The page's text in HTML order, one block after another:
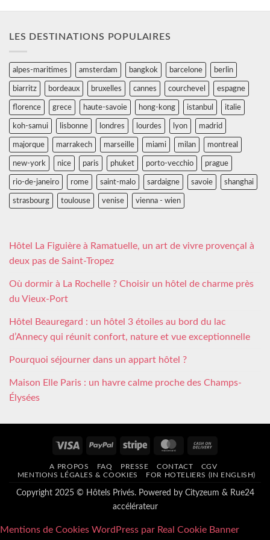
LES DESTINATIONS POPULAIRES
alpes-maritimes amsterdam bangkok barcelone berlin
biarritz bordeaux bruxelles cannes courchevel espagne
florence grece haute-savoie hong-kong istanbul italie
koh-samui lisbonne londres lourdes lyon madrid
majorque marrakech marseille miami milan montreal
new-york nice paris phuket porto-vecchio prague
rio-de-janeiro rome saint-malo sardaigne savoie shanghai
strasbourg toulouse venise vienna - wien
Hôtel La Figuière à Ramatuelle, un art de vivre provençal à
deux pas de Saint-Tropez
Où dormir à La Rochelle ? Choisir un hôtel de charme près
du Vieux-Port
Hôtel Beauregard : un hôtel 3 étoiles au bord du lac
d’Annecy qui réunit confort, nature et vue exceptionnelle
Pourquoi séjourner dans un appart hôtel ?
Maison Elle Paris : un havre calme proche des Champs-
Élysées
Visa PayPal Stripe MasterCard
Delivery
A PROPOS FAQ PRESSE CONTACT
CGV
MENTIONS LÉGALES & COOKIES
FOR HOTELIERS (IN ENGLISH)
Copyright 2025 © Hôtels Privés. Powered by Cityzeum & Rue24
accélérateur
Mentions de Cookies WordPress par Real Cookie Banner